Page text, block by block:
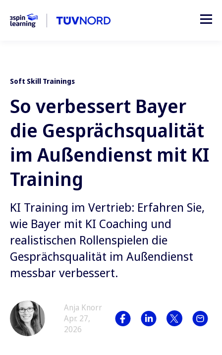
Soft Skill Trainings
So verbessert Bayer
die Gesprächsqualität
im Außendienst mit KI
Training
KI Training im Vertrieb: Erfahren Sie,
wie Bayer mit KI Coaching und
realistischen Rollenspielen die
Gesprächsqualität im Außendienst
messbar verbessert.
Anja Knorr
Apr. 27,
2026